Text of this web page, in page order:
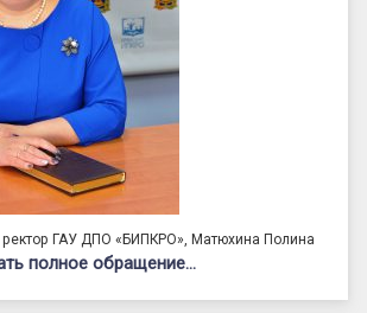
ректор ГАУ ДПО «БИПКРО», Матюхина Полина
полное обращение…